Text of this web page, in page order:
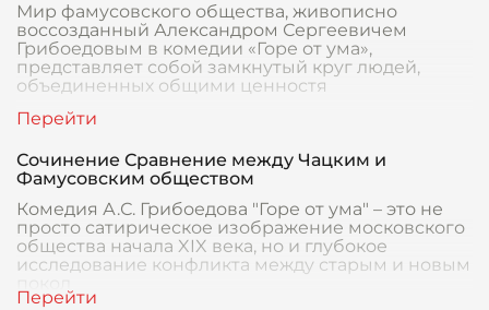
Мир фамусовского общества, живописно
воссозданный Александром Сергеевичем
Грибоедовым в комедии «Горе от ума»,
представляет собой замкнутый круг людей,
объединенных общими ценностя
Сочинение Сравнение между Чацким и
Фамусовским обществом
Комедия А.С. Грибоедова "Горе от ума" – это не
просто сатирическое изображение московского
общества начала XIX века, но и глубокое
исследование конфликта между старым и новым